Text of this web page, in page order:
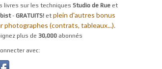
livres sur les techniques Studio de Rueet
- GRATUITS! et plein d'autres bonus
photographes (contrats, tableaux...).
plus de 30,000abonnés
avec: